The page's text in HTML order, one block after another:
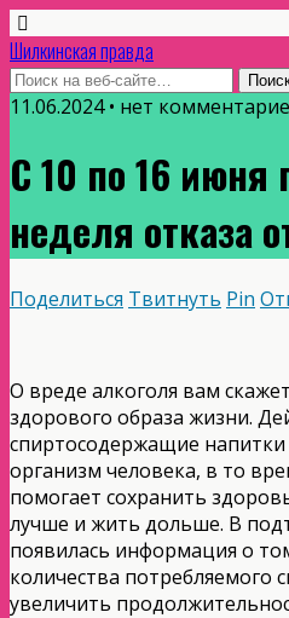
Шилкинская правда
11.06.2024 • нет
С 10 по 16 июня
неделя отказа
Поделиться Твитнуть Pin
О вреде алкоголя вам
здорового образа жизни.
спиртосодержащие
организм человека, в то
помогает сохранить
лучше и жить дольше. В
появилась информация о
количества потребляемого
увеличить